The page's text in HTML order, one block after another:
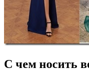
С чем носить